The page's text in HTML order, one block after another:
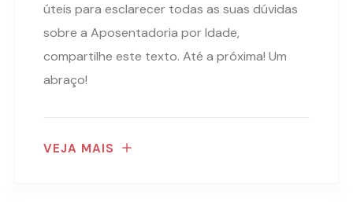
úteis para esclarecer todas as suas dúvidas
sobre a Aposentadoria por Idade,
compartilhe este texto. Até a próxima! Um
abraço!
VEJA MAIS